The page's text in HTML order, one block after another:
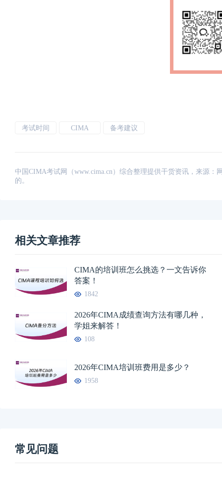
考试时间 CIMA 备考建议
中国CIMA考试网（www.cima.cn）综合整理提供干货资讯，来源
的。
相关文章推荐
CIMA的培训班怎么挑选？一文告诉你
答案！
1842
2026年CIMA成绩查询方法有哪几种，
学姐来解答！
108
2026年CIMA培训班费用是多少？
1958
常见问题